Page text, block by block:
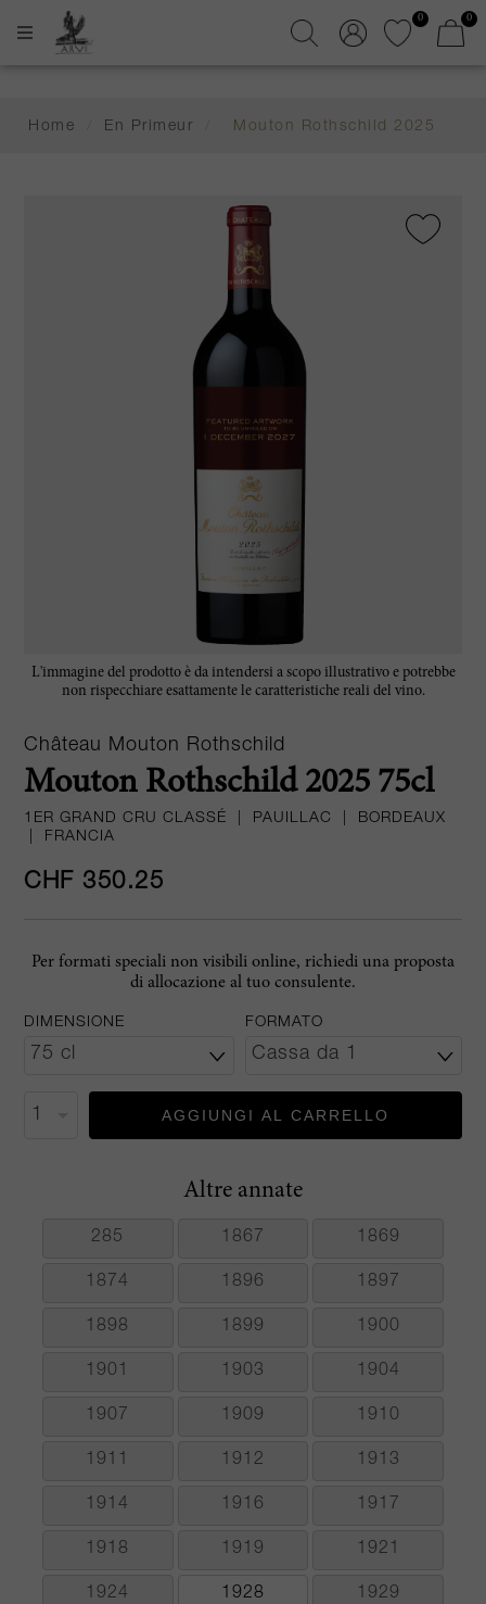
0 0
Home En Primeur Mouton Rothschild 2025
L'immagine del prodotto è da intendersi a scopo illustrativo e potrebbe
non rispecchiare esattamente le caratteristiche reali del vino.
Château Mouton Rothschild
Mouton Rothschild 2025 75cl
1ER GRAND CRU CLASSÉ PAUILLAC
BORDEAUX
FRANCIA
CHF 350.25
Per formati speciali non visibili online, richiedi una proposta
di allocazione al tuo consulente.
DIMENSIONE FORMATO
AGGIUNGI AL CARRELLO
Altre annate
285 1867 1869
1874 1896 1897
1898 1899 1900
1901 1903 1904
1907 1909 1910
1911 1912 1913
1914 1916 1917
1918 1919 1921
1924 1928 1929